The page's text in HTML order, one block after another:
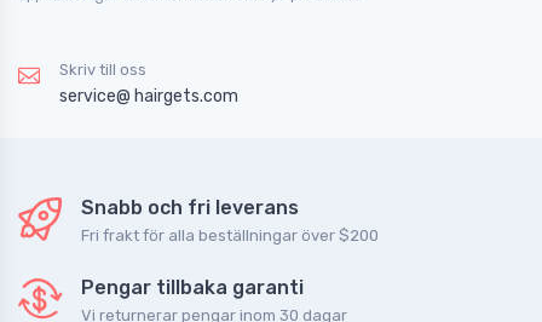
Skriv till oss
service@ hairgets.com
Snabb och fri leverans
Fri frakt för alla beställningar över $200
Pengar tillbaka garanti
Vi returnerar pengar inom 30 dagar